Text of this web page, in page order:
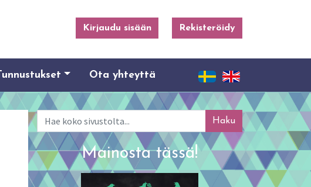
Kirjaudu sisään Rekisteröidy
Tunnustukset Ota yhteyttä
Haku
Mainosta tässä!